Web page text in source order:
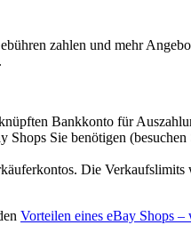
zahlen und mehr
Bankkonto für
Sie benötigen (besuchen
Die
Vorteilen eines eBay Shops –